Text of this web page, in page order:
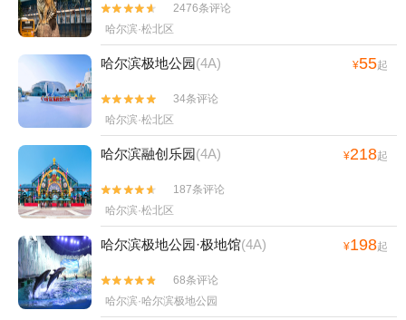


2476条评论
哈尔滨·松北区
哈尔滨极地公园(4A) ¥55起


34条评论
哈尔滨·松北区
哈尔滨融创乐园(4A) ¥218起


187条评论
哈尔滨·松北区
哈尔滨极地公园·极地馆(4A) ¥198起


68条评论
哈尔滨·哈尔滨极地公园